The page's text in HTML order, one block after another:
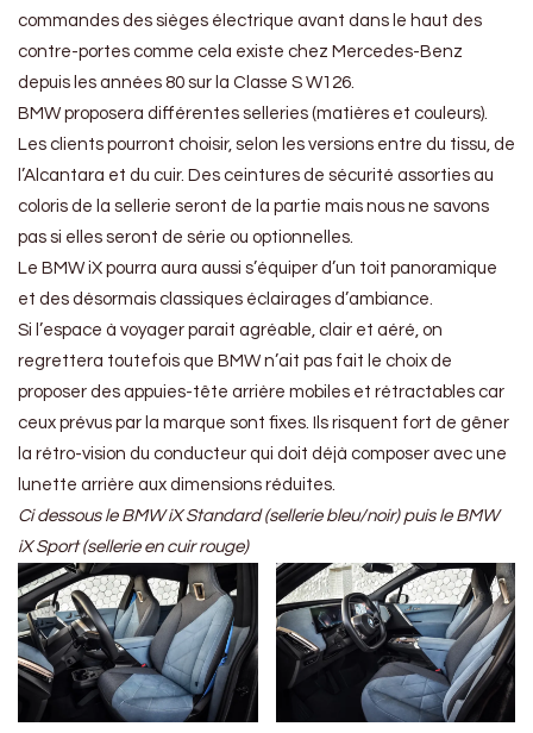
commandes des sièges électrique avant dans le haut des
contre-portes comme cela existe chez Mercedes-Benz
depuis les années 80 sur la Classe S W126.
BMW proposera différentes selleries (matières et couleurs).
Les clients pourront choisir, selon les versions entre du tissu, de
l’Alcantara et du cuir. Des ceintures de sécurité assorties au
coloris de la sellerie seront de la partie mais nous ne savons
pas si elles seront de série ou optionnelles.
Le BMW iX pourra aura aussi s’équiper d’un toit panoramique
et des désormais classiques éclairages d’ambiance.
Si l’espace à voyager parait agréable, clair et aéré, on
regrettera toutefois que BMW n’ait pas fait le choix de
proposer des appuies-tête arrière mobiles et rétractables car
ceux prévus par la marque sont fixes. Ils risquent fort de gêner
la rétro-vision du conducteur qui doit déjà composer avec une
lunette arrière aux dimensions réduites.
Ci dessous le BMW iX Standard (sellerie bleu/noir) puis le BMW
iX Sport (sellerie en cuir rouge)